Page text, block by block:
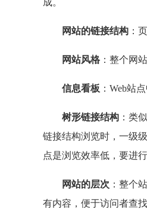
成。
网站的链接结构 ：
网站风格 ：整个网
信息看板 ：Web站
树形链接结构 ：类
链接结构浏览时，一级
点是浏览效率低，要进
网站的层次 ：整个
有内容，便于访问者查